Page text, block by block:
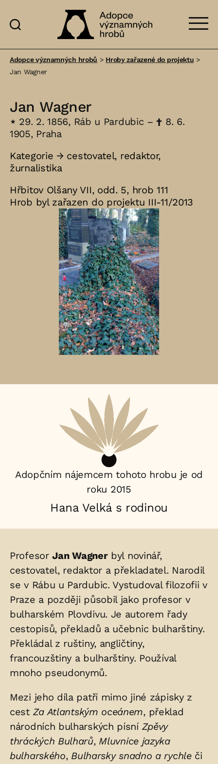
významných
Adopce významných hrobů > Hroby zařazené do projektu >
Jan Wagner
Jan Wagner
⋆ 29. 2. 1856, Ráb u Pardubic –† 8. 6.
1905, Praha
Kategorie → cestovatel, redaktor,
žurnalistika
Hřbitov Olšany VII, odd. 5, hrob 111
Hrob byl zařazen do projektu III-11/2013
nájemce:
Adopčním nájemcem tohoto hrobu je od
roku 2015
Hana Velká s rodinou
Životopis
osoby/osob
uložených
v
hrobu:
ProfesorJan Wagnerbyl novinář,
cestovatel, redaktor a překladatel. Narodil
se v Rábu u Pardubic. Vystudoval filozofii v
Praze a později působil jako profesor v
bulharském Plovdivu. Je autorem řady
cestopisů, překladů a učebnic bulharštiny.
Překládal z ruštiny, angličtiny,
francouzštiny a bulharštiny. Používal
mnoho pseudonymů.
Mezi jeho díla patří mimo jiné zápisky z
cest Za Atlantským oceánem, překlad
národních bulharských písní Zpěvy
thráckých Bulharů, Mluvnice jazyka
bulharského, Bulharsky snadno a rychleči